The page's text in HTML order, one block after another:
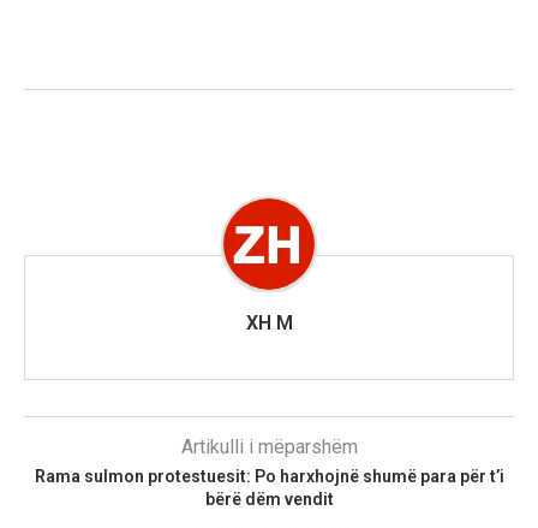
XH M
Artikulli i mëparshëm
Rama sulmon protestuesit: Po harxhojnë shumë para për t’i
bërë dëm vendit